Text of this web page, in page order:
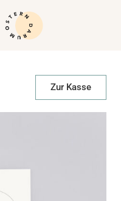
Zur Kasse